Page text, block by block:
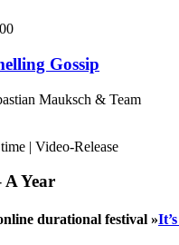
Gossip
Mauksch & Team
| Video-Release
A Year
durational festival »